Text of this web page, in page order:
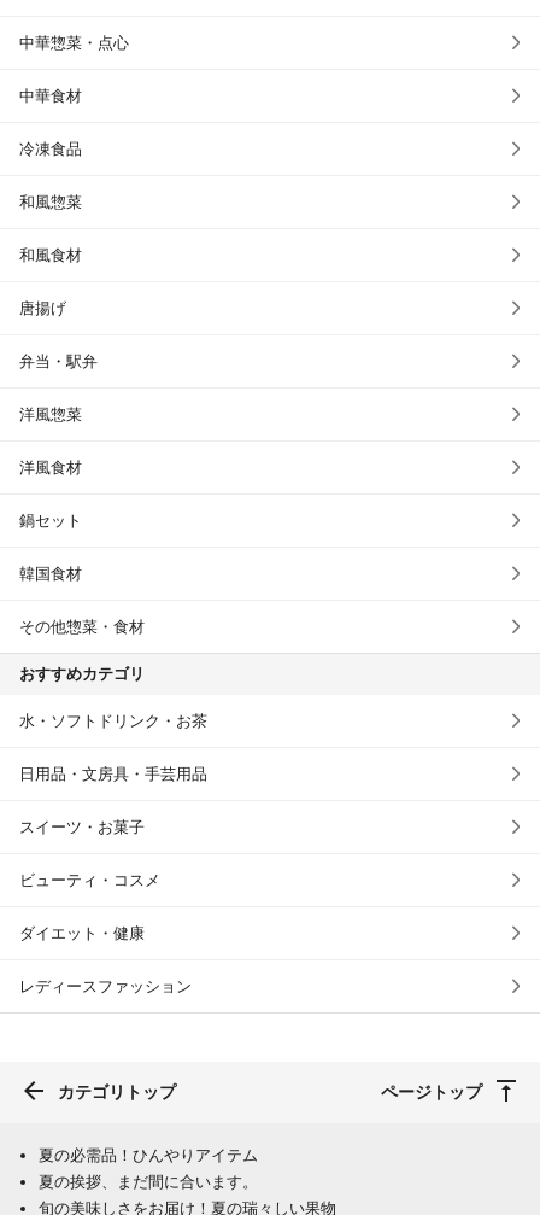
中華惣菜・点心
中華食材
冷凍食品
和風惣菜
和風食材
唐揚げ
弁当・駅弁
洋風惣菜
洋風食材
鍋セット
韓国食材
その他惣菜・食材
おすすめカテゴリ
水・ソフトドリンク・お茶
日用品・文房具・手芸用品
スイーツ・お菓子
ビューティ・コスメ
ダイエット・健康
レディースファッション
カテゴリトップ ページトップ
夏の必需品！ひんやりアイテム
夏の挨拶、まだ間に合います。
旬の美味しさをお届け！夏の瑞々しい果物